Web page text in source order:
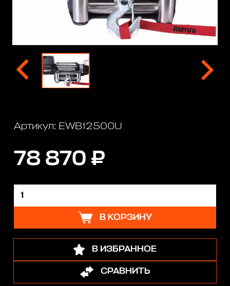
Артикул: EWB12500U
78 870 ₽
В КОРЗИНУ
В ИЗБРАННОЕ
СРАВНИТЬ